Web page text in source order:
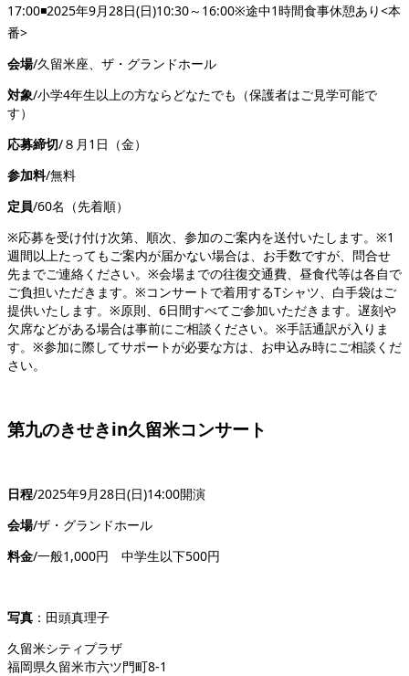
17:00◾️2025年9月28日(日)10:30～ 16:00※途中1時間食事休憩あり<本
番>
会場/久留米座、ザ・グランドホール
対象/小学4年生以上の方ならどなたでも（保護者はご見学可能で
す）
応募締切/８月 1 日（金）
参加料/無料
定員/60名（先着順）
※応募を受け付け次第、順次、参加のご案内を送付いたします。※1
週間以上たってもご案内が届かない場合は、お手数ですが、問合せ
先までご連絡ください。※会場までの往復交通費、昼食代等は各自で
ご負担いただきます。※コンサートで着用するTシャツ、白手袋はご
提供いたします。※原則、 6日間すべてご参加いただきます。遅刻や
欠席などがある場合は事前にご相談ください。※手話通訳が入りま
す。※参加に際してサポートが必要な方は、お申込み時にご相談くだ
さい。
第九のきせきin久留米コンサート
日程/2025年9月28日(日)14:00開演
会場/ザ・グランドホール
料金/一般1,000円 中学生以下500円
写真 ：田頭真理子
久留米シティプラザ
福岡県久留米市六ツ門町8-1